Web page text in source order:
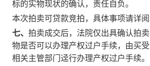
标的实物现状的确认，责任自负。
本次拍卖可贷款竞拍，具体事项请详
七、 拍卖成交后，法院仅出具确认拍
物是否可以办理产权过户手续，由买
相关主管部门迳行办理产权过户手续。